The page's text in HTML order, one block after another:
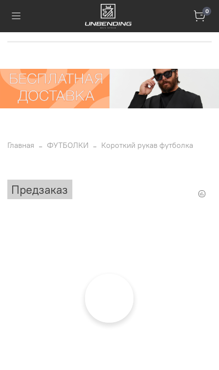
0
Главная ФУТБОЛКИ Короткий рукав футболка
Предзаказ